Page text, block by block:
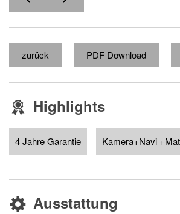
zurück PDF Download
Highlights
4 Jahre Garantie Kamera+Navi
Ausstattung